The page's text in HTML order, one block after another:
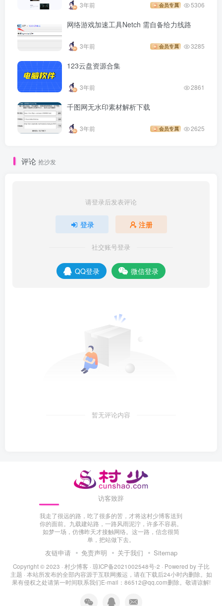
3年前 会员专属 5306
网络游戏加速工具Netch 需自备给力线路
3年前 会员专属 3285
123云盘资源合集
3年前 2861
千图网无水印素材解析下载
3年前 会员专属 2625
评论 抢沙发
请登录后发表评论
登录 注册
社交账号登录
QQ登录 微信登录
暂无评论内容
访客致辞
我走了很远的路，吃了很多的苦，才将这村少博客送到
你的面前。九载建站路，一路风雨泥泞，许多不容易。
如梦一场，仿佛昨天才接触网络。这一路，信念很简
单，把站做下去。
友链申请 免责声明 关于我们 Sitemap
Copyright © 2023 · 村少博客 · 琼ICP备2021002548号-2 · Powered by子比
主题 · 本站所发布的全部内容源于互联网搬运，请在下载后24小时内删除。如
果有侵权之处请第一时间联系我们E-mail：86512@qq.com删除。敬请谅解!